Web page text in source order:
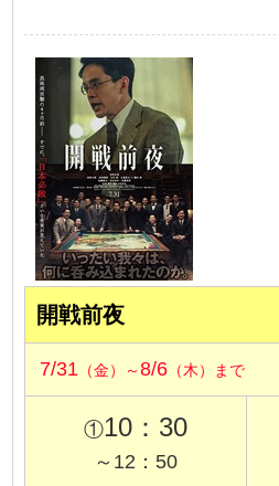
開戦前夜
7/31 （金）～8/6 （木）まで
①10：30
～12：50